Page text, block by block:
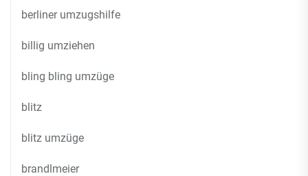
berliner umzugshilfe
billig umziehen
bling bling umzüge
blitz
blitz umzüge
brandlmeier